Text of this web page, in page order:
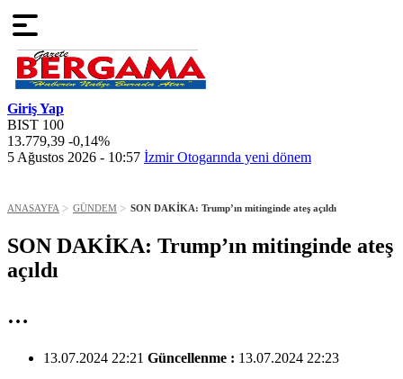
Giriş Yap
BIST 100
13.779,39 -0,14%
5 Ağustos 2026 - 10:57 İzmir Otogarında yeni dönem
ANASAYFA GÜNDEM SON DAKİKA: Trump’ın mitinginde ateş açıldı
SON DAKİKA: Trump’ın mitinginde ateş
açıldı
…
13.07.2024 22:21 Güncellenme : 13.07.2024 22:23